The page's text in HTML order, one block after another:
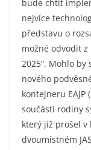
bude chtít
nejvíce
představu o
možné odvodit
2025“. Mohlo
nového
kontejneru EAJP
součástí rodiny
který již prošel v
dvoumístném